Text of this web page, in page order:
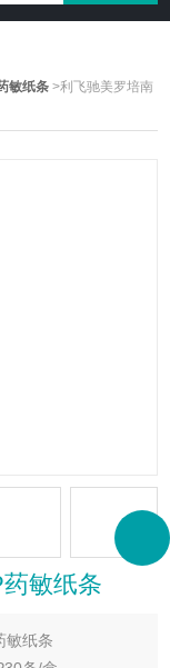
敏纸条 >利飞驰美罗培南
敏纸条
敏纸条